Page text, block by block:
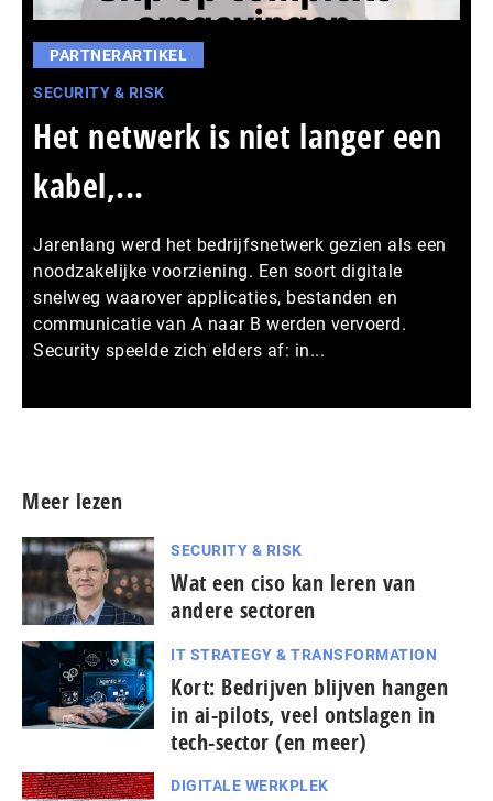
PARTNERARTIKEL
SECURITY & RISK
Het netwerk is niet langer een
kabel,...
Jarenlang werd het bedrijfsnetwerk gezien als een
noodzakelijke voorziening. Een soort digitale
snelweg waarover applicaties, bestanden en
communicatie van A naar B werden vervoerd.
Security speelde zich elders af: in...
Meer lezen
SECURITY & RISK
Wat een ciso kan leren van
andere sectoren
IT STRATEGY & TRANSFORMATION
Kort: Bedrijven blijven hangen
in ai-pilots, veel ontslagen in
tech-sector (en meer)
DIGITALE WERKPLEK